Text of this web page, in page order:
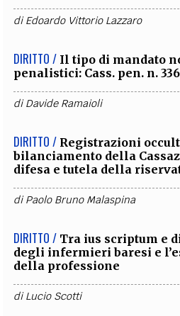
diEdoardo Vittorio Lazzaro
DIRITTO / Il tipo di mandato
penalistici: Cass. pen. n.
diDavide Ramaioli
DIRITTO / Registrazioni
bilanciamento della
difesa e tutela della
diPaolo Bruno Malaspina
DIRITTO / Tra ius scriptum e
degli infermieri baresi e
della professione
diLucio Scotti